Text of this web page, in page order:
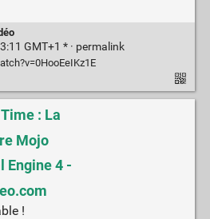
GMT+1 * · permalink
: La
Mojo
Engine 4 -
!